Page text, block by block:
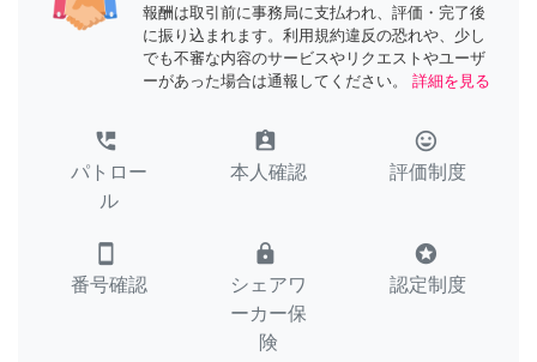
報酬は取引前に事務局に支払われ、評価・完了後
に振り込まれます。利用規約違反の恐れや、少し
でも不審な内容のサービスやリクエストやユーザ
ーがあった場合は通報してください。
詳細を見る
perm_phone_msg
パトロー
ル
assignment_ind
本人確認
tag_faces
評価制度
smartphone
番号確認
lock
シェアワ
ーカー保
険
stars
認定制度